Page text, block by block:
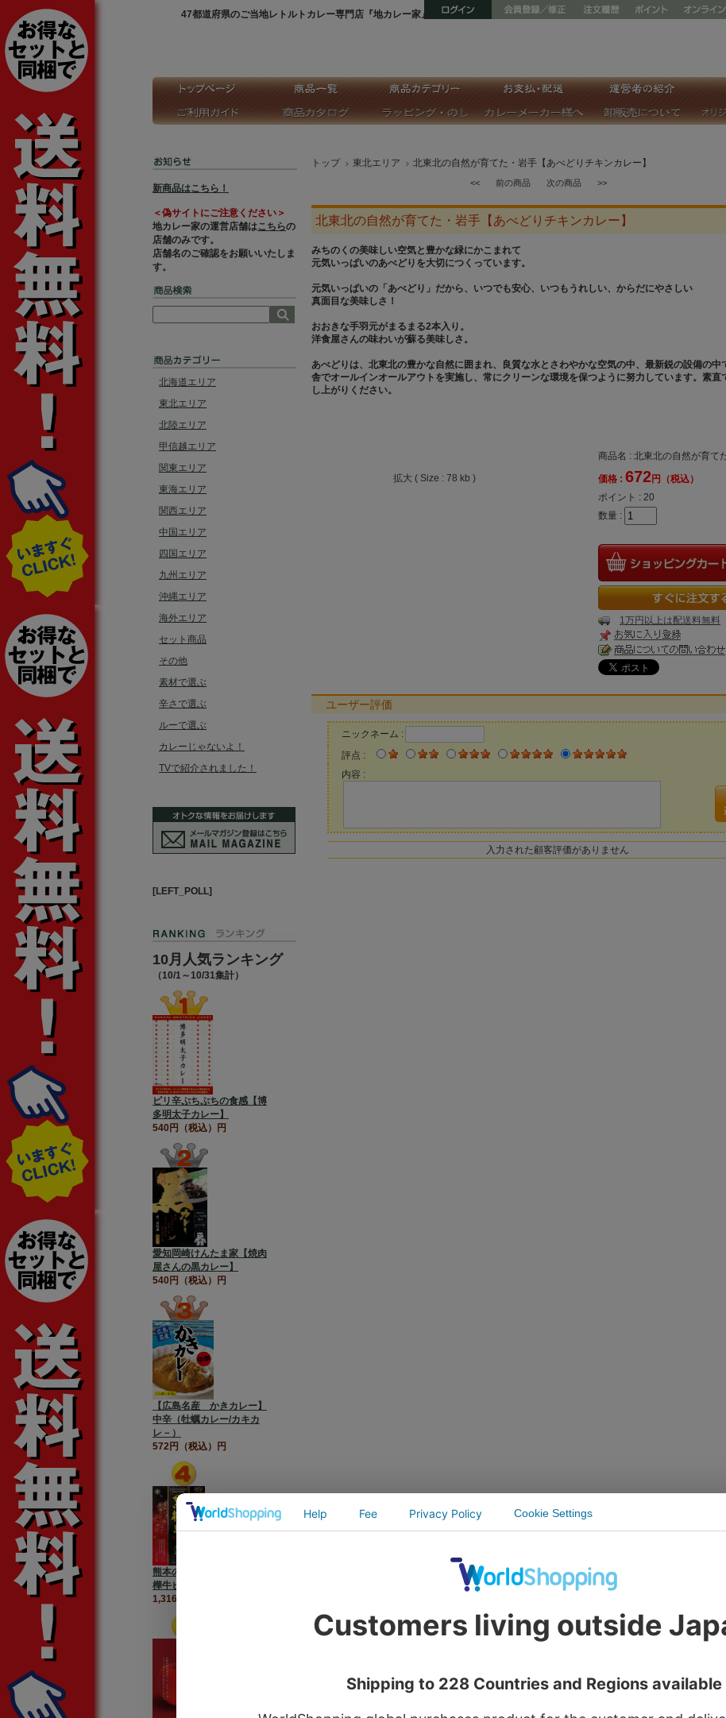
47都道府県のご当地レトルトカレー専門店『地カレー家』
新商品はこちら！
＜偽サイトにご注意ください＞
地カレー家の運営店舗はこちらの
店舗のみです。
店舗名のご確認をお願いいたしま
す。
北海道エリア
東北エリア
北陸エリア
甲信越エリア
関東エリア
東海エリア
関西エリア
中国エリア
四国エリア
九州エリア
沖縄エリア
海外エリア
セット商品
その他
素材で選ぶ
辛さで選ぶ
ルーで選ぶ
カレーじゃないよ！
TVで紹介されました！
[LEFT_POLL]
10月人気ランキング
（10/1～10/31集計）
ピリ辛ぷちぷちの食感【博
多明太子カレー】
540円（税込）円
愛知岡崎けんたま家【焼肉
屋さんの黒カレー】
540円（税込）円
【広島名産 かきカレー】
中辛（牡蠣カレー/カキカ
レ－）
572円（税込）円
熊本の杉本本店が誇る【黒
樺牛ビーフカレー】
1,316円（税込）円
トップ 東北エリア 北東北の自然が育てた・岩手【あべどりチキンカレー】
<< 前の商品 次の商品 >>
北東北の自然が育てた・岩手【あべどりチキンカレー】
みちのくの美味しい空気と豊かな緑にかこまれて
元気いっぱいのあべどりを大切につくっています。
元気いっぱいの「あべどり」だから、いつでも安心、いつもうれしい、からだにやさしい
真面目な美味しさ！
おおきな手羽元がまるまる2本入り。
洋食屋さんの味わいが蘇る美味しさ。
あべどりは、北東北の豊かな自然に囲まれ、良質な水とさわやかな空気の中、最新鋭の設備の
舎でオールインオールアウトを実施し、常にクリーンな環境を保つように努力しています。素
し上がりください。
拡大 ( Size : 78 kb )
商品名 : 北東北の自然が育て
価格 : 672円（税込）
ポイント : 20
数量 :
1万円以上は配送料無料
ユーザー評価
ニックネーム :
評点 :
内容 :
入力された顧客評価がありません